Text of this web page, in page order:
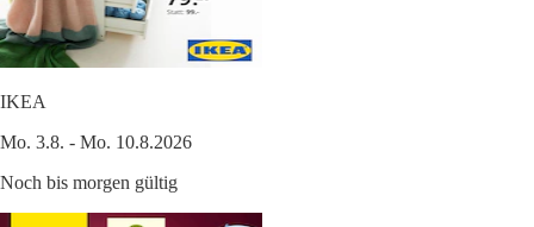
IKEA
Mo. 3.8. - Mo. 10.8.2026
Noch bis morgen gültig